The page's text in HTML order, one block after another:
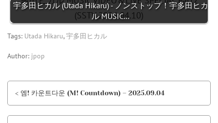
宇多田ヒカル (Utada Hikaru) - ノンストップ！宇多田ヒカ
ル MUSIC…
Tags: Utada Hikaru,宇多田ヒカル
Author: jpop
< 엠! 카운트다운 (M! Countdown) – 2025.09.04